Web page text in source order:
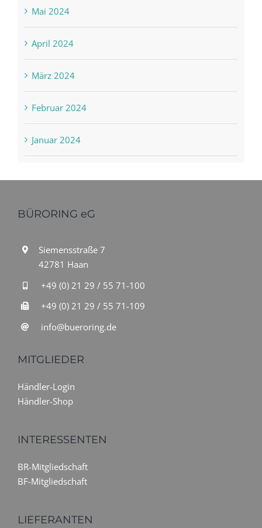
Mai 2024
April 2024
März 2024
Februar 2024
Januar 2024
BÜRORING eG
Siemensstraße 7
42781 Haan
+49 (0) 21 29 / 55 71-100
+49 (0) 21 29 / 55 71-109
info@bueroring.de
MITGLIEDER
Händler-Login
Händler-Shop
INTERESSENTEN
BR-Mitgliedschaft
BF-Mitgliedschaft
LIEFERANTEN